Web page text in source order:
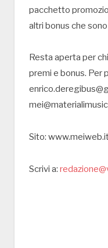
pacchetto
altri bonus che
Resta aperta per
premi e bonus. Per
Sito:
Scrivi a: